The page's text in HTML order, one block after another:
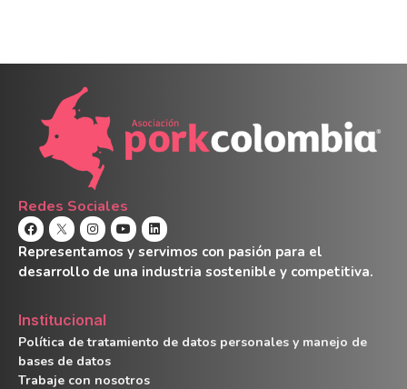
Redes Sociales
Representamos y servimos con pasión para el
desarrollo de una industria sostenible y competitiva.
Institucional
Política de tratamiento de datos personales y manejo de
bases de datos
Trabaje con nosotros